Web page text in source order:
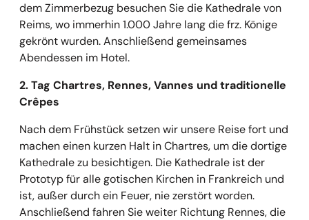
dem Zimmerbezug besuchen Sie die Kathedrale von
Reims, wo immerhin 1.000 Jahre lang die frz. Könige
gekrönt wurden. Anschließend gemeinsames
Abendessen im Hotel.
2. Tag Chartres, Rennes, Vannes und traditionelle
Crêpes
Nach dem Frühstück setzen wir unsere Reise fort und
machen einen kurzen Halt in Chartres, um die dortige
Kathedrale zu besichtigen. Die Kathedrale ist der
Prototyp für alle gotischen Kirchen in Frankreich und
ist, außer durch ein Feuer, nie zerstört worden.
Anschließend fahren Sie weiter Richtung Rennes, die